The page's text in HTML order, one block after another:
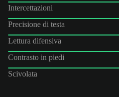
Intercettazioni
Precisione di testa
Lettura difensiva
Contrasto in piedi
Scivolata